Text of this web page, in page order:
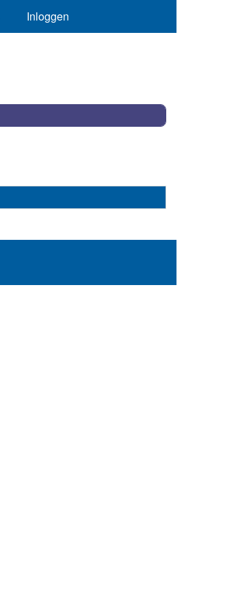
Inloggen